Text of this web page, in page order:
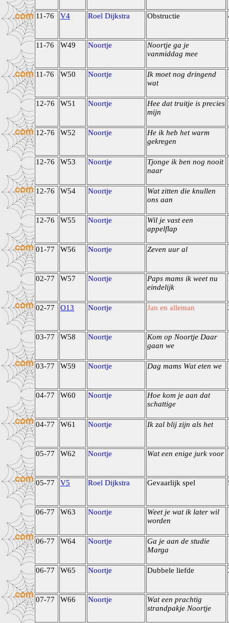
11-76 V4 Roel Dijkstra Obstructie
11-76 W49 Noortje
Noortje ga je
vanmiddag mee
11-76 W50 Noortje
Ik moet nog dringend
wat
12-76 W51 Noortje
Hee dat truitje is precies
mijn
12-76 W52 Noortje
He ik heb het warm
gekregen
12-76 W53 Noortje
Tjonge ik ben nog nooit
naar
12-76 W54 Noortje
Wat zitten die knullen
ons aan
12-76 W55 Noortje
Wil je vast een
appelflap
01-77 W56 Noortje Zeven uur al
02-77 W57 Noortje
Paps mams ik weet nu
eindelijk
02-77 O13 Noortje Jan en alleman
03-77 W58 Noortje
Kom op Noortje Daar
gaan we
03-77 W59 Noortje Dag mams Wat eten we
04-77 W60 Noortje
Hoe kom je aan dat
schattige
04-77 W61 Noortje Ik zal blij zijn als het
05-77 W62 Noortje Wat een enige jurk voor
05-77 V5 Roel Dijkstra Gevaarlijk spel
06-77 W63 Noortje
Weet je wat ik later wil
worden
06-77 W64 Noortje
Ga je aan de studie
Marga
06-77 W65 Noortje Dubbele liefde
07-77 W66 Noortje
Wat een prachtig
strandpakje Noortje